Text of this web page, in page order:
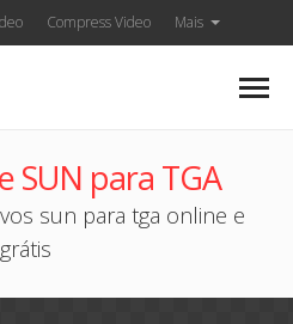
Compress Video Mais
SUN para TGA
sun para tga online e
grátis